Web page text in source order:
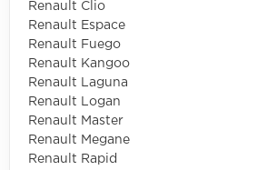
Renault Clio
Renault Espace
Renault Fuego
Renault Kangoo
Renault Laguna
Renault Logan
Renault Master
Renault Megane
Renault Rapid